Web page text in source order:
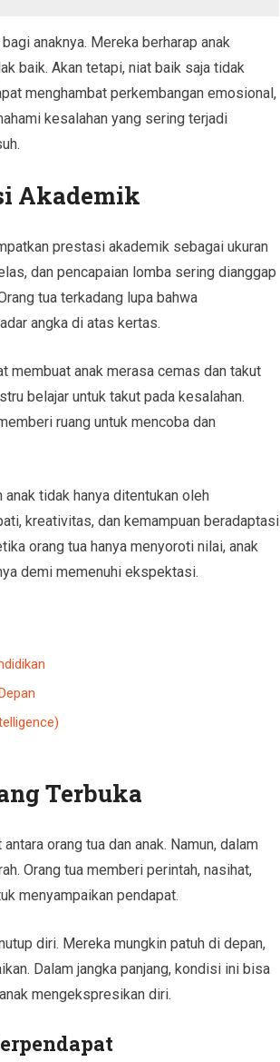
anaknya. Mereka berharap anak
baik. Akan tetapi, niat baik saja tidak
menghambat perkembangan emosional,
kesalahan yang sering terjadi
Akademik
prestasi akademik sebagai ukuran
dan pencapaian lomba sering dianggap
tua terkadang lupa bahwa
angka di atas kertas.
membuat anak merasa cemas dan takut
belajar untuk takut pada kesalahan.
ruang untuk mencoba dan
tidak hanya ditentukan oleh
kreativitas, dan kemampuan beradaptasi
orang tua hanya menyoroti nilai, anak
demi memenuhi ekspektasi.
Terbuka
orang tua dan anak. Namun, dalam
Orang tua memberi perintah, nasihat,
menyampaikan pendapat.
diri. Mereka mungkin patuh di depan,
Dalam jangka panjang, kondisi ini bisa
mengekspresikan diri.